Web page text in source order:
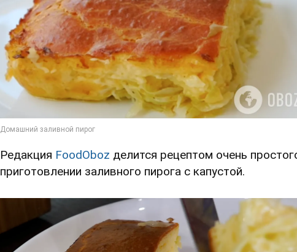
Редакция FoodOboz делится рецептом очень
приготовлении заливного пирога с капустой.